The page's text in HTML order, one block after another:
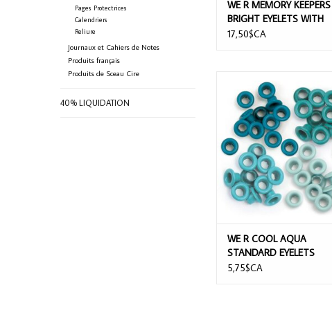
Pages Protectrices
Calendriers
Reliure
Journaux et Cahiers de Notes
Produits français
Produits de Sceau Cire
40% LIQUIDATION
WE R MEMORY KEEPERS
BRIGHT EYELETS WITH
STORAGE CASE 141/PACK
17,50$CA
EYELETS 60/PACK
WE R COOL AQUA
STANDARD EYELETS
60/PACK
5,75$CA